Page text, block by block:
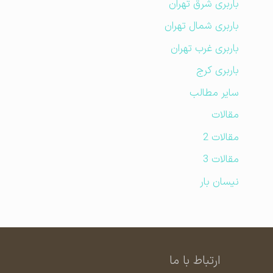
باربری شرق تهران
باربری شمال تهران
باربری غرب تهران
باربری کرج
سایر مطالب
مقالات
مقالات 2
مقالات 3
نیسان بار
ارتباط با ما